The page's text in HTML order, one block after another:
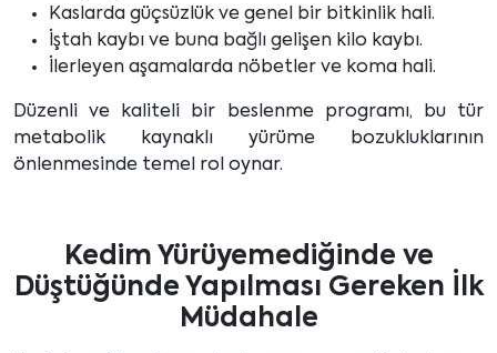
Kaslarda güçsüzlük ve genel bir bitkinlik hali.
İştah kaybı ve buna bağlı gelişen kilo kaybı.
İlerleyen aşamalarda nöbetler ve koma hali.
Düzenli ve kaliteli bir beslenme programı, bu tür
metabolik kaynaklı yürüme bozukluklarının
önlenmesinde temel rol oynar.
Kedim Yürüyemediğinde ve
Düştüğünde Yapılması Gereken İlk
Müdahale